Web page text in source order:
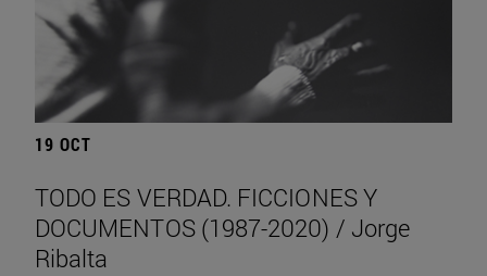
19 OCT
TODO ES VERDAD. FICCIONES Y
DOCUMENTOS (1987-2020) / Jorge
Ribalta